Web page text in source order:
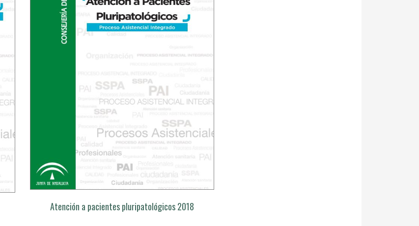
Atención a pacientes pluripatológicos 2018